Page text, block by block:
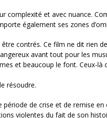
complexité et avec nuance.
également ses zones
contrés. Ce film ne dit rien
avant tout pour les
et beaucoup le font. Ceux-là
résoudre.
de crise et de remise
violentes du fait de son